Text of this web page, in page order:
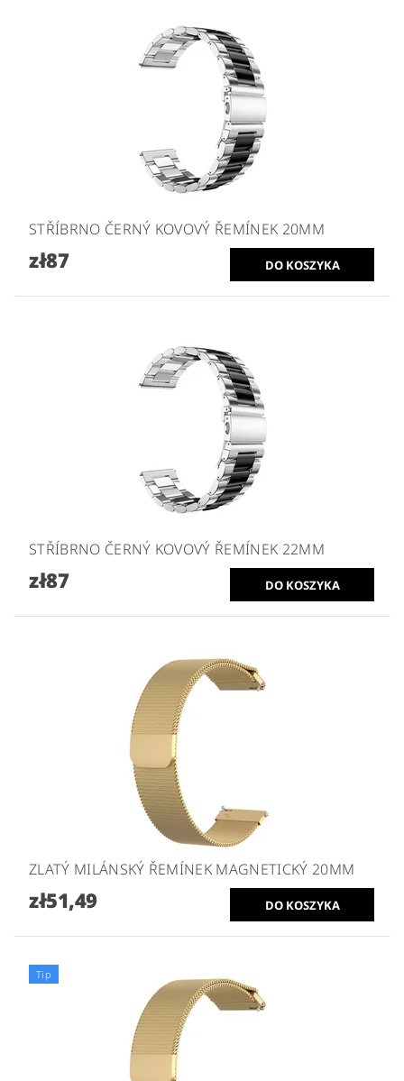
STŘÍBRNO ČERNÝ KOVOVÝ ŘEMÍNEK 20MM
zł87
STŘÍBRNO ČERNÝ KOVOVÝ ŘEMÍNEK 22MM
zł87
ZLATÝ MILÁNSKÝ ŘEMÍNEK MAGNETICKÝ 20MM
zł51,49
Tip